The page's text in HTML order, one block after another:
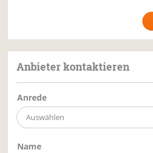
Anbieter kontaktieren
Anrede
Auswählen
Name